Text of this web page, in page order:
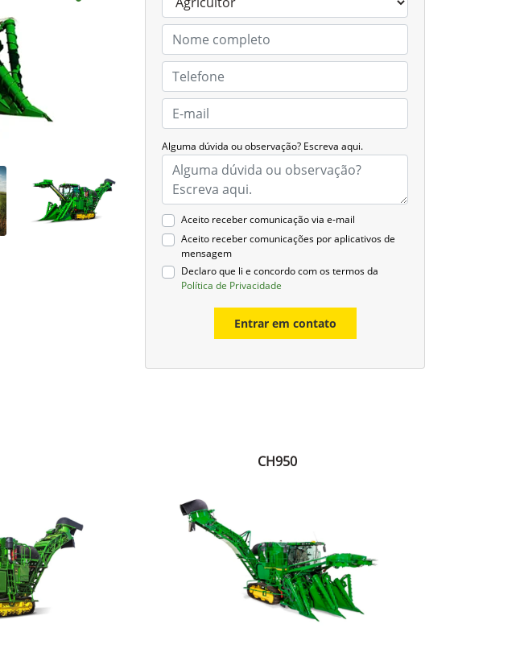
Alguma dúvida ou observação? Escreva aqui.
Aceito receber comunicação via e-mail
Aceito receber comunicações por aplicativos de
mensagem
Declaro que li e concordo com os termos da
Política de Privacidade
Entrar em contato
CH950